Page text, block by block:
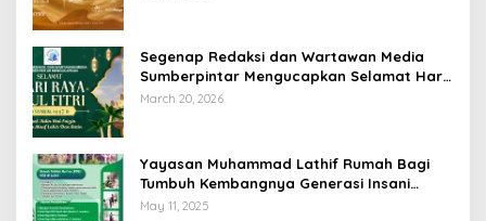
Segenap Redaksi dan Wartawan Media
Sumberpintar Mengucapkan Selamat Hari
Raya Idul Fitri 1447 Hijriyah / 2026 M
March 20, 2026
Yayasan Muhammad Lathif Rumah Bagi
Tumbuh Kembangnya Generasi Insani
Cerdas dan Berkarakter
May 11, 2025